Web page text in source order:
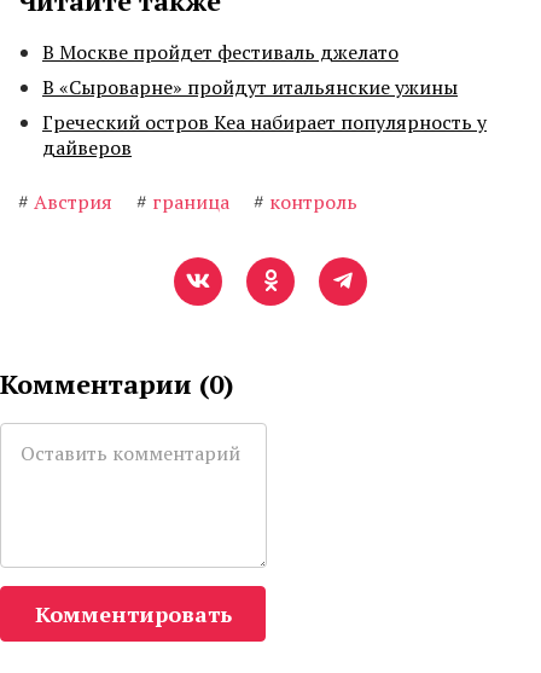
В Москве пройдет фестиваль джелато
В «Сыроварне» пройдут итальянские ужины
Греческий остров Кеа набирает популярность у
дайверов
# Австрия # граница # контроль
Комментарии (0)
Комментировать